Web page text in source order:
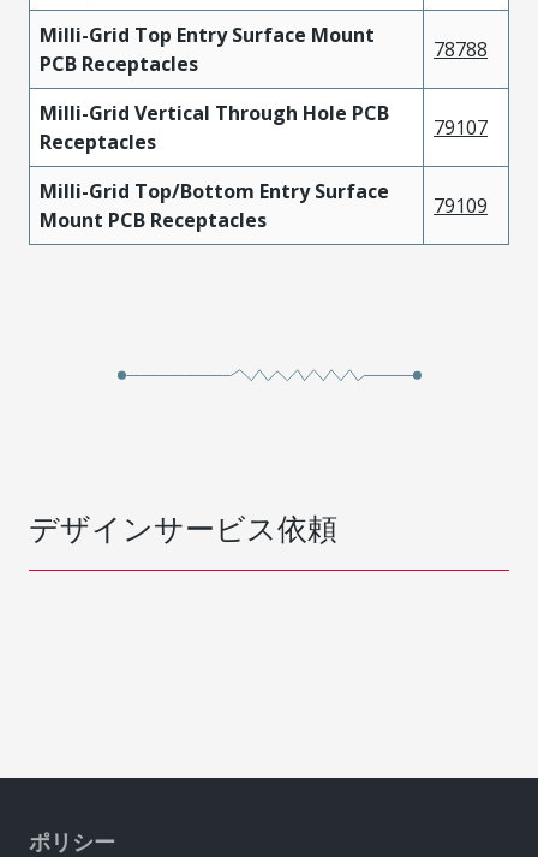
Milli-Grid Top Entry Surface Mount
PCB Receptacles
78788
Milli-Grid Vertical Through Hole PCB
Receptacles
79107
Milli-Grid Top/Bottom Entry Surface
Mount PCB Receptacles
79109
デザインサービス依頼
ポリシー